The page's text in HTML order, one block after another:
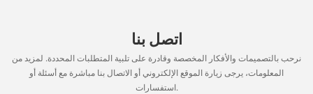
اتصل بنا
نرحب بالتصميمات والأفكار المخصصة وقادرة على تلبية المتطلبات المحددة. لمزيد من
المعلومات، يرجى زيارة الموقع الإلكتروني أو الاتصال بنا مباشرة مع أسئلة أو
استفسارات.